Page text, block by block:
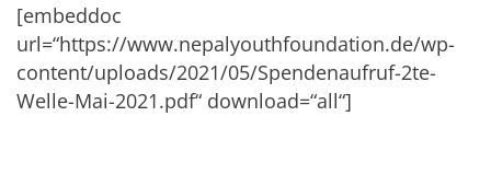
[embeddoc
url=“https://www.nepalyouthfoundation.de/wp-
content/uploads/2021/05/Spendenaufruf-2te-
Welle-Mai-2021.pdf“ download=“all“]